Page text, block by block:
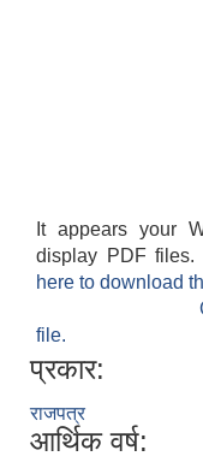
It appears your
display PDF files.
here to download
file.
प्रकार:
राजपत्र
आर्थिक वर्ष: